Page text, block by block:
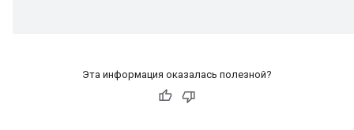
Эта информация оказалась полезной?